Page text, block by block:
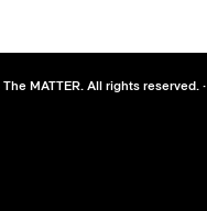
MATTER. All rights reserved. ·